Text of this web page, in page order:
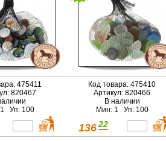
475411
820467
Уп: 100
Код товара: 475410
Артикул: 820466
В наличии
Мин: 1 Уп: 100
136 22